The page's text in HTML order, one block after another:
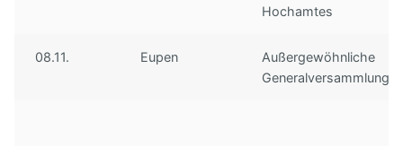
Impressum
Hochamtes
08.11. Eupen
Außergewöhnliche
Generalversammlung